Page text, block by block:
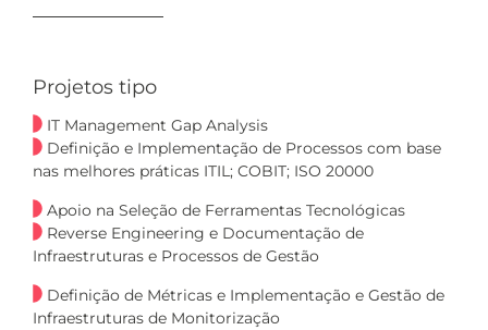
Projetos tipo
IT Management Gap Analysis
Definição e Implementação de Processos com base
nas melhores práticas ITIL; COBIT; ISO 20000
Apoio na Seleção de Ferramentas Tecnológicas
Reverse Engineering e Documentação de
Infraestruturas e Processos de Gestão
Definição de Métricas e Implementação e Gestão de
Infraestruturas de Monitorização